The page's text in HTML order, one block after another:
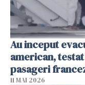
Au inceput
american,
pasageri
11 MAI 2026